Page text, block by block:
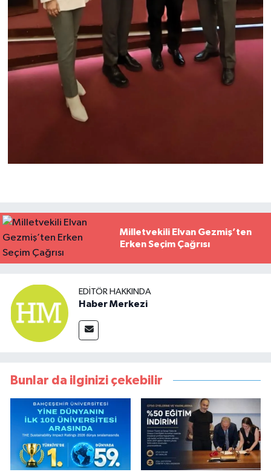
Milletvekili Elvan Gezmiş’ten
Erken Seçim Çağrısı
EDITÖR HAKKINDA
Haber Merkezi
Bunlar da ilginizi çekebilir